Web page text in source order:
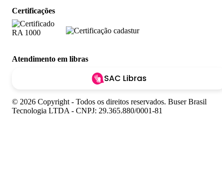
Certificações
Atendimento em libras
SAC Libras
© 2026 Copyright - Todos os direitos reservados. Buser Brasil
Tecnologia LTDA - CNPJ: 29.365.880/0001-81